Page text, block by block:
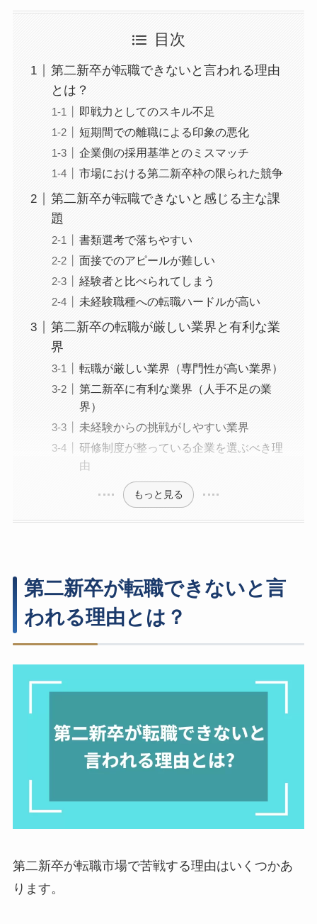
目次
第二新卒が転職できないと言われる理由
とは？
即戦力としてのスキル不足
短期間での離職による印象の悪化
企業側の採用基準とのミスマッチ
市場における第二新卒枠の限られた競争
第二新卒が転職できないと感じる主な課
題
書類選考で落ちやすい
面接でのアピールが難しい
経験者と比べられてしまう
未経験職種への転職ハードルが高い
第二新卒の転職が厳しい業界と有利な業
界
転職が厳しい業界（専門性が高い業界）
第二新卒に有利な業界（人手不足の業
界）
未経験からの挑戦がしやすい業界
研修制度が整っている企業を選ぶべき理
由
もっと見る
第二新卒が転職できないと言
われる理由とは？
第二新卒が転職市場で苦戦する理由はいくつかあ
ります。